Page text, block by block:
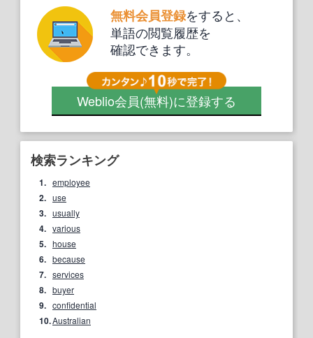
無料会員登録をすると、
単語の閲覧履歴を
確認できます。
Weblio会員(無料)に登録する
検索ランキング
1. employee
2. use
3. usually
4. various
5. house
6. because
7. services
8. buyer
9. confidential
10.Australian